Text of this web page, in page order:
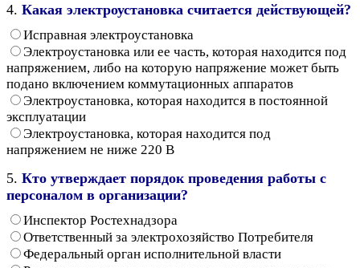
4. Какая электроустановка считается действующей?
Исправная электроустановка
Электроустановка или ее часть, которая находится под
напряжением, либо на которую напряжение может быть
подано включением коммутационных аппаратов
Электроустановка, которая находится в постоянной
эксплуатации
Электроустановка, которая находится под
напряжением не ниже 220 В
5. Кто утверждает порядок проведения работы с
персоналом в организации?
Инспектор Ростехнадзора
Ответственный за электрохозяйство Потребителя
Федеральный орган исполнительной власти